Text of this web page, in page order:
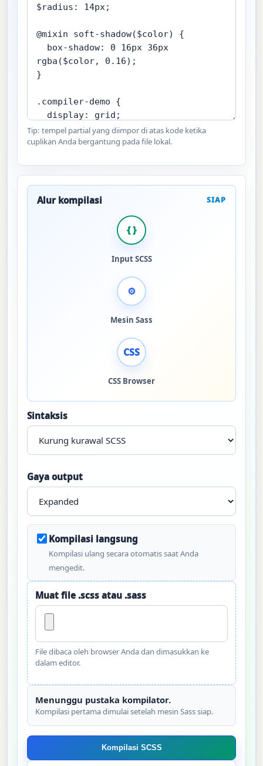
Tip: tempel partial yang diimpor di atas kode ketika
cuplikan Anda bergantung pada file lokal.
Alur kompilasi SIAP
{ }
Input SCSS
⚙
Mesin Sass
CSS
CSS Browser
Sintaksis
Gaya output
Kompilasi langsung
Kompilasi ulang secara otomatis saat Anda
mengedit.
Muat file .scss atau .sass
File dibaca oleh browser Anda dan dimasukkan ke
dalam editor.
Menunggu pustaka kompilator.
Kompilasi pertama dimulai setelah mesin Sass siap.
Kompilasi SCSS